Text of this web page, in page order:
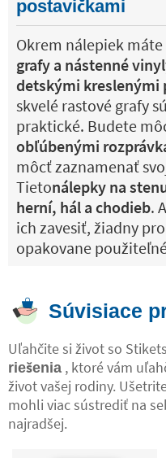
postavičkami
Okrem nálepiek máte
grafy a nástenné
detskými kreslenými
skvelé rastové grafy
praktické. Budete
obľúbenými
môcť zaznamenať
Tietonálepky na
herní, hál a chodieb.
ich zavesiť, žiadny
opakovane
Súvisiace
Uľahčite si život so
riešenia , ktoré vám
život vašej rodiny.
mohli viac sústrediť na
najradšej.